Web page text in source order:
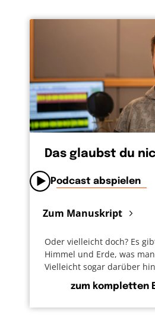
Das glaubst du
Podcast abspielen
Zum Manuskript
Oder vielleicht doch? Es
Himmel und Erde, was
Vielleicht sogar darüber
zum kompletten